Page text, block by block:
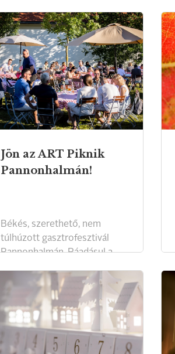
Jön az ART Piknik
Pannonhalmán!
Békés, szerethető, nem
túlhúzott gasztrofesztivál
Pannonhalmán. Ráadásul a